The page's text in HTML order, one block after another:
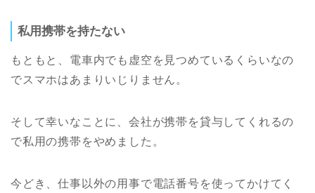
私用携帯を持たない
もともと、電車内でも虚空を見つめているくらいなの
でスマホはあまりいじりません。
そして幸いなことに、会社が携帯を貸与してくれるの
で私用の携帯をやめました。
今どき、仕事以外の用事で電話番号を使ってかけてく